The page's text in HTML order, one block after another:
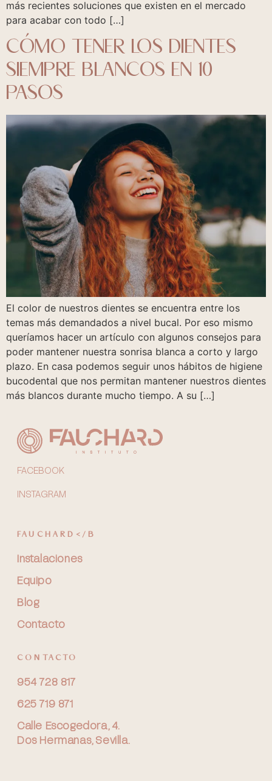
más recientes soluciones que existen en el mercado
para acabar con todo […]
CÓMO TENER LOS DIENTES
SIEMPRE BLANCOS EN 10
PASOS
El color de nuestros dientes se encuentra entre los
temas más demandados a nivel bucal. Por eso mismo
queríamos hacer un artículo con algunos consejos para
poder mantener nuestra sonrisa blanca a corto y largo
plazo. En casa podemos seguir unos hábitos de higiene
bucodental que nos permitan mantener nuestros dientes
más blancos durante mucho tiempo. A su […]
FACEBOOK
INSTAGRAM
FAUCHARD</B
Instalaciones
Equipo
Blog
Contacto
CONTACTO
954 728 817
625 719 871
Calle Escogedora, 4.
Dos Hermanas, Sevilla.